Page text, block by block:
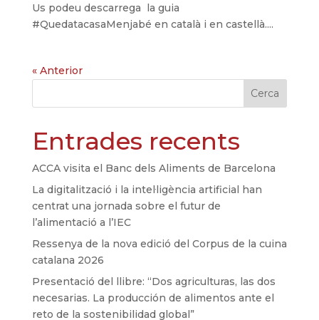
Us podeu descarrega la guia
#QuedatacasaMenjabé en català i en castellà....
« Anterior
Cerca
Entrades recents
ACCA visita el Banc dels Aliments de Barcelona
La digitalització i la intel·ligència artificial han
centrat una jornada sobre el futur de
l’alimentació a l’IEC
Ressenya de la nova edició del Corpus de la cuina
catalana 2026
Presentació del llibre: “Dos agriculturas, las dos
necesarias. La producción de alimentos ante el
reto de la sostenibilidad global”